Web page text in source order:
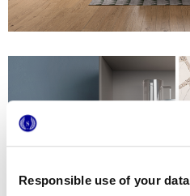
Responsible use of your data